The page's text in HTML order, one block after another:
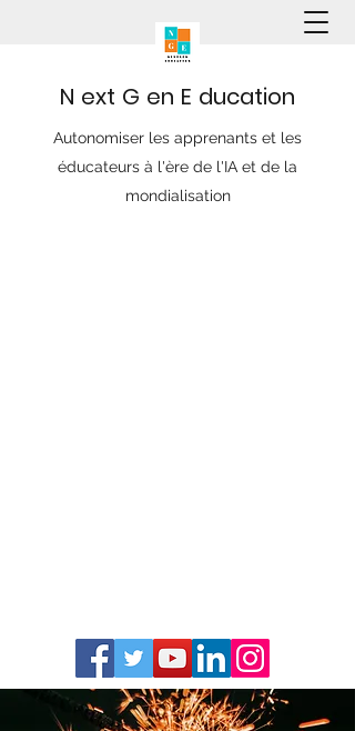
N ext G en E ducation
Autonomiser les apprenants et les
éducateurs à l'ère de l'IA et de la
mondialisation